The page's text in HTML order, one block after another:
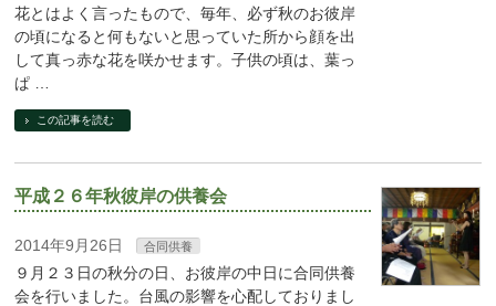
花とはよく言ったもので、毎年、必ず秋のお彼岸
の頃になると何もないと思っていた所から顔を出
して真っ赤な花を咲かせます。子供の頃は、葉っ
ぱ …
この記事を読む
平成２６年秋彼岸の供養会
2014年9月26日 合同供養
９月２３日の秋分の日、お彼岸の中日に合同供養
会を行いました。台風の影響を心配しておりまし